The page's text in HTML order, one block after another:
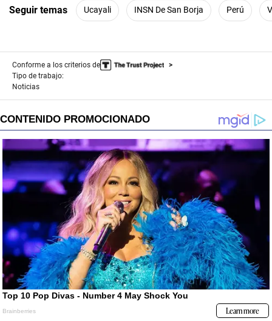
Seguir temas Ucayali INSN De San Borja Perú
Conforme a los criterios de
Tipo de trabajo:
Noticias